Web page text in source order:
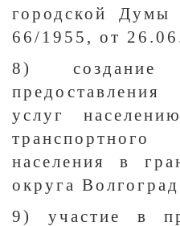
городской
66/1955, от
8) создание
услуг
населения в
округа
9) участие в